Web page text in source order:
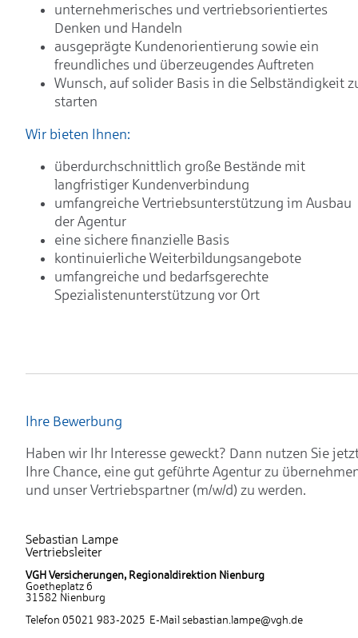
unternehmerisches und vertriebsorientiertes
Denken und Handeln
ausgeprägte Kundenorientierung sowie ein
freundliches und überzeugendes Auftreten
Wunsch, auf solider Basis in die Selbständigkeit
starten
Wir bieten Ihnen:
überdurchschnittlich große Bestände mit
langfristiger Kundenverbindung
umfangreiche Vertriebsunterstützung im Ausbau
der Agentur
eine sichere finanzielle Basis
kontinuierliche Weiterbildungsangebote
umfangreiche und bedarfsgerechte
Spezialistenunterstützung vor Ort
Ihre Bewerbung
Haben wir Ihr Interesse geweckt? Dann nutzen Sie
Ihre Chance, eine gut geführte Agentur zu
und unser Vertriebspartner (m/w/d) zu werden.
Sebastian Lampe
Vertriebsleiter
VGH Versicherungen, Regionaldirektion Nienburg
Goetheplatz 6
31582 Nienburg
Telefon 05021 983-2025 E-Mail sebastian.lampe@vgh.de